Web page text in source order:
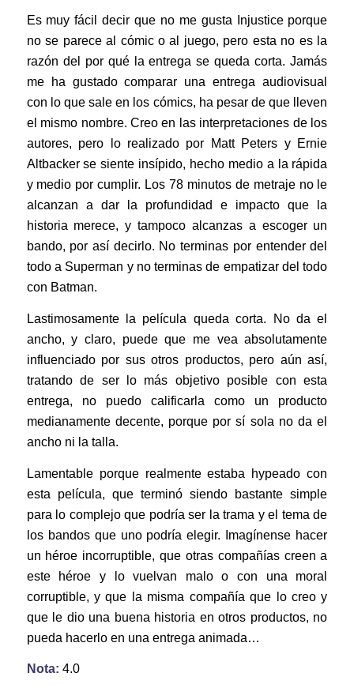
Es muy fácil decir que no me gusta Injustice porque
no se parece al cómic o al juego, pero esta no es la
razón del por qué la entrega se queda corta. Jamás
me ha gustado comparar una entrega audiovisual
con lo que sale en los cómics, ha pesar de que lleven
el mismo nombre. Creo en las interpretaciones de los
autores, pero lo realizado por Matt Peters y Ernie
Altbacker se siente insípido, hecho medio a la rápida
y medio por cumplir. Los 78 minutos de metraje no le
alcanzan a dar la profundidad e impacto que la
historia merece, y tampoco alcanzas a escoger un
bando, por así decirlo. No terminas por entender del
todo a Superman y no terminas de empatizar del todo
con Batman.
Lastimosamente la película queda corta. No da el
ancho, y claro, puede que me vea absolutamente
influenciado por sus otros productos, pero aún así,
tratando de ser lo más objetivo posible con esta
entrega, no puedo calificarla como un producto
medianamente decente, porque por sí sola no da el
ancho ni la talla.
Lamentable porque realmente estaba hypeado con
esta película, que terminó siendo bastante simple
para lo complejo que podría ser la trama y el tema de
los bandos que uno podría elegir. Imagínense hacer
un héroe incorruptible, que otras compañías creen a
este héroe y lo vuelvan malo o con una moral
corruptible, y que la misma compañía que lo creo y
que le dio una buena historia en otros productos, no
pueda hacerlo en una entrega animada…
Nota: 4.0